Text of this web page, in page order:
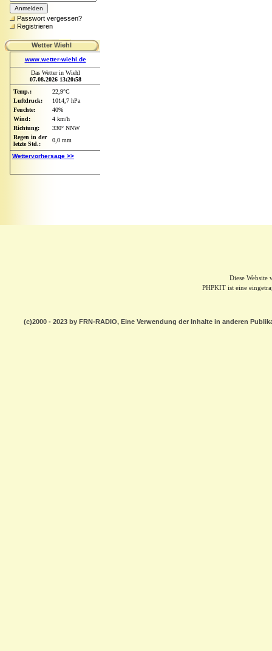
Passwort vergessen?
Registrieren
Wetter Wiehl
Diese Website
PHPKIT ist eine
(c)2000 - 2023 by FRN-RADIO, Eine Verwendung der Inhalte in anderen